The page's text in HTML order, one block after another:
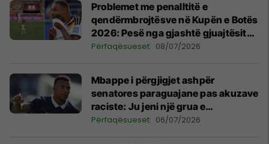
Problemet me penalltitë e
qendërmbrojtësve në Kupën e Botës
2026: Pesë nga gjashtë gjuajtësit
dështuan në të njëjtën mënyrë
Përfaqësueset 08/07/2026
Mbappe i përgjigjet ashpër
senatores paraguajane pas akuzave
raciste: Ju jeni një grua e
neveritshme dhe e padenjë
Përfaqësueset 06/07/2026